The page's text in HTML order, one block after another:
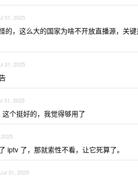
31, 2025
的，这么大的国家为啥不开放直播源，关
31, 2025
31, 2025
这个挺好的，我觉得够用了
iptv 了，那就索性不看，让它死算了。
Jul 31, 2025